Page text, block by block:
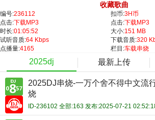
收藏歌曲
编号:236112 扣币:3H币
点击:下载MP3 点击:下载MP3
时长:01:05:52 大小:151 MB
试听音质:64 Kbps 下载音质:320
点播量:4165 栏目:车载串烧
2025dj 最新上传
2025DJ串烧-一万个舍不得中文流
烧
ID-236102 全部:163 发布:2025-07-21